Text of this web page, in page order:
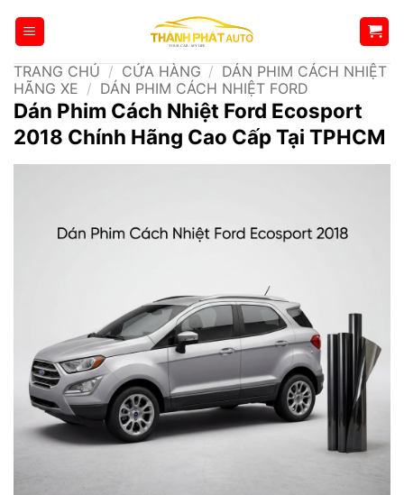
qua
dungTRANG CHỦ / CỬA HÀNG / DÁN PHIM CÁCH NHIỆT
HÃNG XE / DÁN PHIM CÁCH NHIỆT FORD
Dán Phim Cách Nhiệt Ford Ecosport
2018 Chính Hãng Cao Cấp Tại TPHCM